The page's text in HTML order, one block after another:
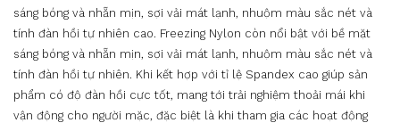
sáng bóng và nhẵn mịn, sợi vải mát lạnh, nhuộm màu sắc nét và
tính đàn hồi tự nhiên cao. Freezing Nylon còn nổi bật với bề mặt
sáng bóng và nhẵn mịn, sợi vải mát lạnh, nhuộm màu sắc nét và
tính đàn hồi tự nhiên. Khi kết hợp với tỉ lệ Spandex cao giúp sản
phẩm có độ đàn hồi cực tốt, mang tới trải nghiệm thoải mái khi
vận động cho người mặc, đặc biệt là khi tham gia các hoạt động